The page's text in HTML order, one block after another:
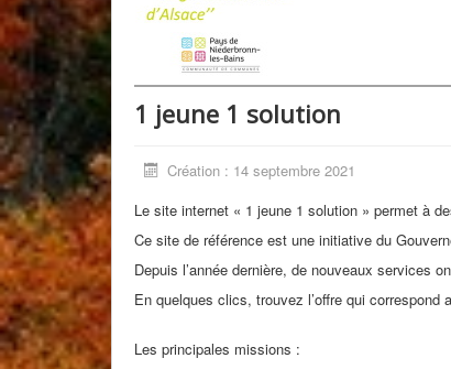
1 jeune 1 solution
Création : 14 septembre 2021
Le site internet « 1 jeune 1 solution » permet à
Ce site de référence est une initiative du
Depuis l’année dernière, de nouveaux services
En quelques clics, trouvez l’offre qui
Les principales missions :